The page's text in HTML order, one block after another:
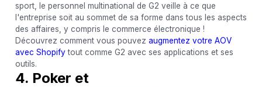
sport, le personnel multinational de G2 veille à ce que
l'entreprise soit au sommet de sa forme dans tous les aspects
des affaires, y compris le commerce électronique !
Découvrez comment vous pouvez augmentez votre AOV
avec Shopifytout comme G2 avec ses applications et ses
outils.
4. Poker et